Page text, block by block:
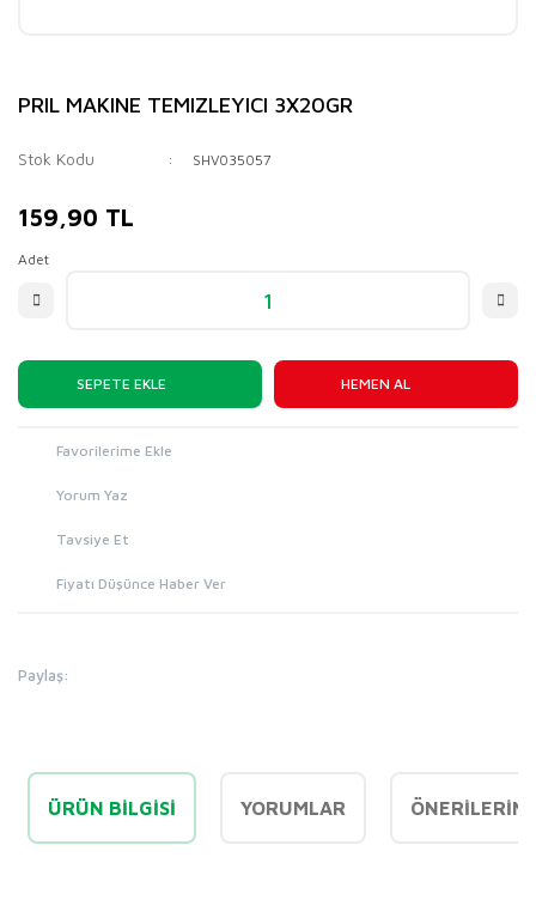
PRIL MAKINE TEMIZLEYICI 3X20GR
Stok Kodu SHV035057
159,90 TL
Adet
SEPETE EKLE HEMEN AL
Yorum Yaz
Tavsiye Et
Fiyatı Düşünce Haber Ver
Paylaş:
ÜRÜN BILGISI YORUMLAR